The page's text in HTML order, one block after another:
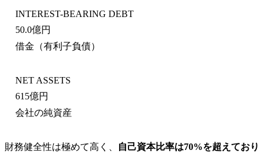
INTEREST-BEARING DEBT
50.0億円
借金（有利子負債）
NET ASSETS
615億円
会社の純資産
財務健全性は極めて高く、
自己資本比率は70%を超えており